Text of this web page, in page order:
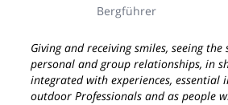
Bergführer
Giving and receiving smiles, seeing
personal and group relationships, in
integrated with experiences,
outdoor Professionals and as people